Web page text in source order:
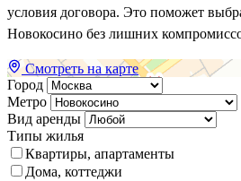
условия договора. Это поможет
Новокосино без лишних
Смотреть на карте
Город
Метро
Вид аренды
Типы жилья
Квартиры, апартаменты
Дома, коттеджи